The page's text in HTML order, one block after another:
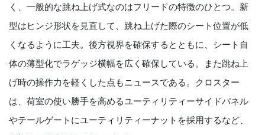
く、一般的な跳ね上げ式なのはフリードの特徴のひとつ。新
型はヒンジ形状を見直して、跳ね上げた際のシート位置が低
くなるように工夫。後方視界を確保するとともに、シート自
体の薄型化でラゲッジ横幅を広く確保している。また跳ね上
げ時の操作力を軽くした点もニュースである。クロスター
は、荷室の使い勝手を高めるユーティリティーサイドパネル
やテールゲートにユーティリティーナットを採用するなど、